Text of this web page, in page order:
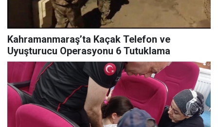
Kahramanmaraş’ta Kaçak Telefon ve
Uyuşturucu Operasyonu 6 Tutuklama